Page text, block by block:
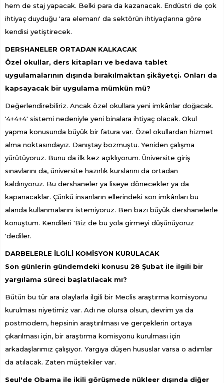
hem de staj yapacak. Belki para da kazanacak. Endüstri de çok
ihtiyaç duyduğu 'ara elemanı' da sektörün ihtiyaçlarına göre
kendisi yetiştirecek.
DERSHANELER ORTADAN KALKACAK
Özel okullar, ders kitapları ve bedava tablet
uygulamalarının dışında bırakılmaktan şikâyetçi. Onları da
kapsayacak bir uygulama mümkün mü?
Değerlendirebiliriz. Ancak özel okullara yeni imkânlar doğacak.
'4+4+4' sistemi nedeniyle yeni binalara ihtiyaç olacak. Okul
yapma konusunda büyük bir fatura var. Özel okullardan hizmet
alma noktasındayız. Danıştay bozmuştu. Yeniden çalışma
yürütüyoruz. Bunu da ilk kez açıklıyorum. Üniversite giriş
sınavlarını da, üniversite hazırlık kurslarını da ortadan
kaldırıyoruz. Bu dershaneler ya liseye dönecekler ya da
kapanacaklar. Çünkü insanların ellerindeki son imkânları bu
alanda kullanmalarını istemiyoruz. Ben bazı büyük dershanelerle
konuştum. Kendileri 'Biz de bu yola girmeyi düşünüyoruz
'dediler.
DARBELERLE İLGİLİ KOMİSYON KURULACAK
Son günlerin gündemdeki konusu 28 Şubat ile ilgili bir
yargılama süreci başlatılacak mı?
Bütün bu tür ara olaylarla ilgili bir Meclis araştırma komisyonu
kurulması niyetimiz var. Adı ne olursa olsun, devrim ya da
postmodern, hepsinin araştırılması ve gerçeklerin ortaya
çıkarılması için, bir araştırma komisyonu kurulması için
arkadaşlarımız çalışıyor. Yargıya düşen hususlar varsa o adımlar
da atılacak. Zaten müştekiler var.
Seul'de Obama ile ikili görüşmede nükleer dışında diğer